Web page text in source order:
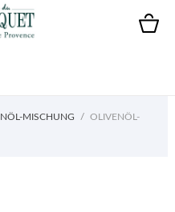
MISCHUNG OLIVENÖL-